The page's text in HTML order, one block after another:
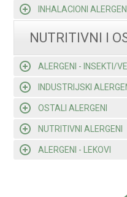
INHALACIONI
NUTRITIVNI I
ALERGENI - INSEKTI/
INDUSTRIJSKI
OSTALI ALERGENI
NUTRITIVNI ALERGENI
ALERGENI - LEKOVI